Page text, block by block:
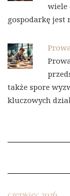
wiele
gospodarkę jest
także spore
kluczowych